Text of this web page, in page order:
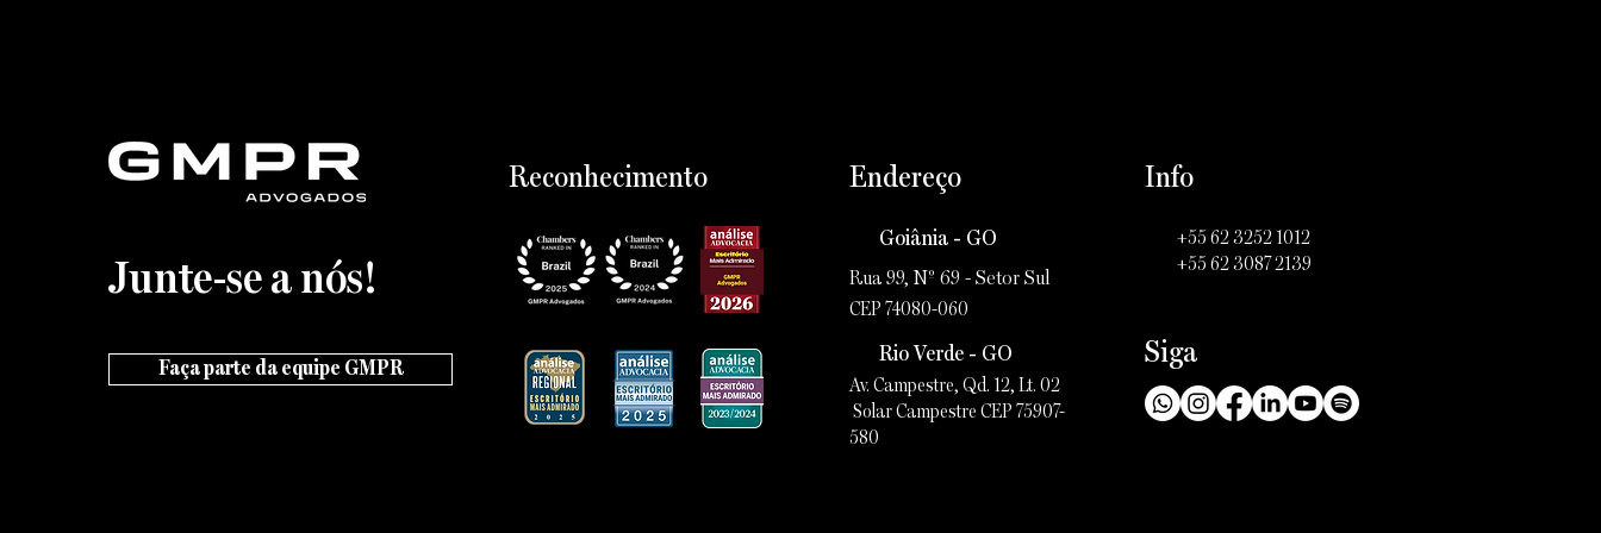
Junte-se a nós!
Faça parte da equipe GMPR
Reconhecimento Endereço Info
+55 62 3252 1012
+55 62 3087 2139
Rua 99, Nº 69 - Setor Sul
CEP 74080-060
Goiânia - GO
Av. Campestre, Qd. 12, Lt. 02
Solar Campestre CEP 75907-
580
Rio Verde - GO Siga